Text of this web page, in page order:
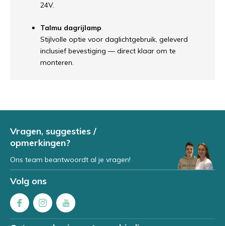
24V.
Talmu dagrijlamp
Stijlvolle optie voor daglichtgebruik, geleverd
inclusief bevestiging — direct klaar om te
monteren.
Vragen, suggesties /
opmerkingen?
Ons team beantwoordt al je vragen!
Volg ons